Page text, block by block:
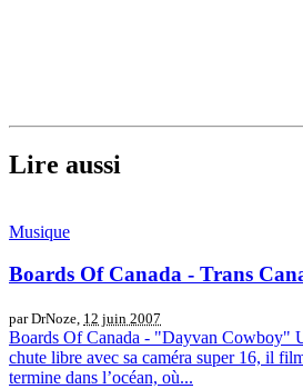
Lire aussi
Musique
Boards Of Canada - Trans
par DrNoze, 12 juin 2007
Boards Of Canada - "Dayvan Cowboy"
chute libre avec sa caméra super 16, il
termine dans l’océan, où...